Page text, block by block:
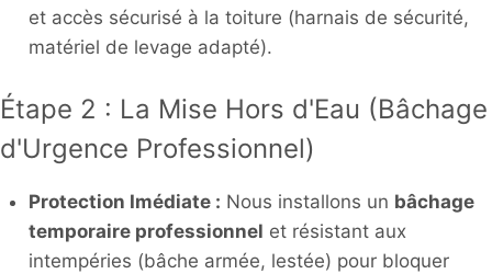
et accès sécurisé à la toiture (harnais de sécurité,
matériel de levage adapté).
Étape 2 : La Mise Hors d'Eau (Bâchage
d'Urgence Professionnel)
Protection Imédiate : Nous installons un bâchage
temporaire professionnel et résistant aux
intempéries (bâche armée, lestée) pour bloquer